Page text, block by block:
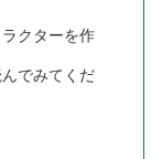
クターを作
でみてくだ